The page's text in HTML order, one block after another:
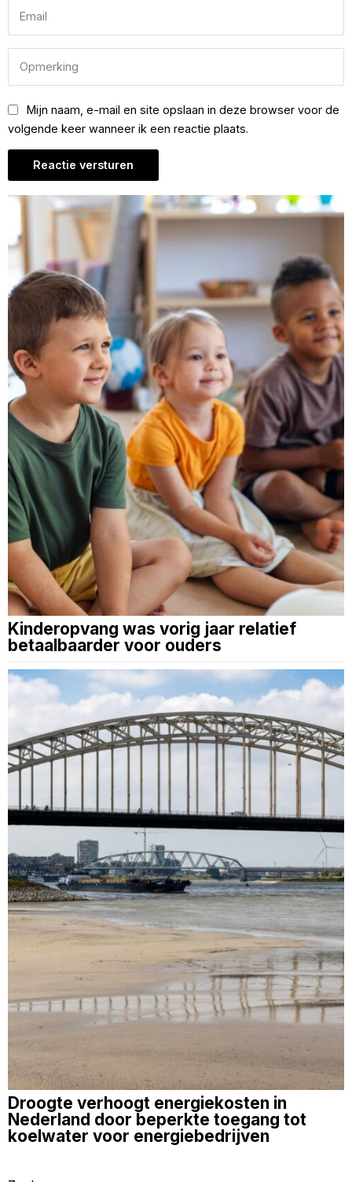
Mijn naam, e-mail en site opslaan in deze browser voor de
volgende keer wanneer ik een reactie plaats.
Kinderopvang was vorig jaar relatief
betaalbaarder voor ouders
Droogte verhoogt energiekosten in
Nederland door beperkte toegang tot
koelwater voor energiebedrijven